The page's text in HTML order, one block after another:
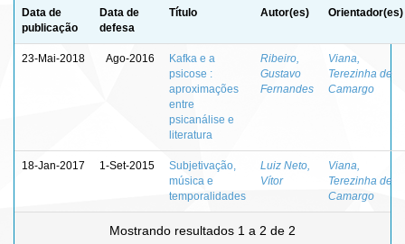
Data de
publicação
Data de
defesa
Título Autor(es) Orientador(es)
23-Mai-2018 Ago-2016
Kafka e a
psicose :
aproximações
entre
psicanálise e
literatura
Ribeiro,
Gustavo
Fernandes
Viana,
Terezinha de
Camargo
18-Jan-2017 1-Set-2015
Subjetivação,
música e
temporalidades
Luiz Neto,
Vítor
Viana,
Terezinha de
Camargo
Mostrando resultados 1 a 2 de 2